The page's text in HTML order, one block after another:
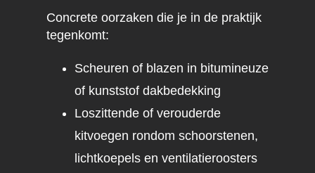
Concrete oorzaken die je in de praktijk
tegenkomt:
Scheuren of blazen in bitumineuze
of kunststof dakbedekking
Loszittende of verouderde
kitvoegen rondom schoorstenen,
lichtkoepels en ventilatieroosters